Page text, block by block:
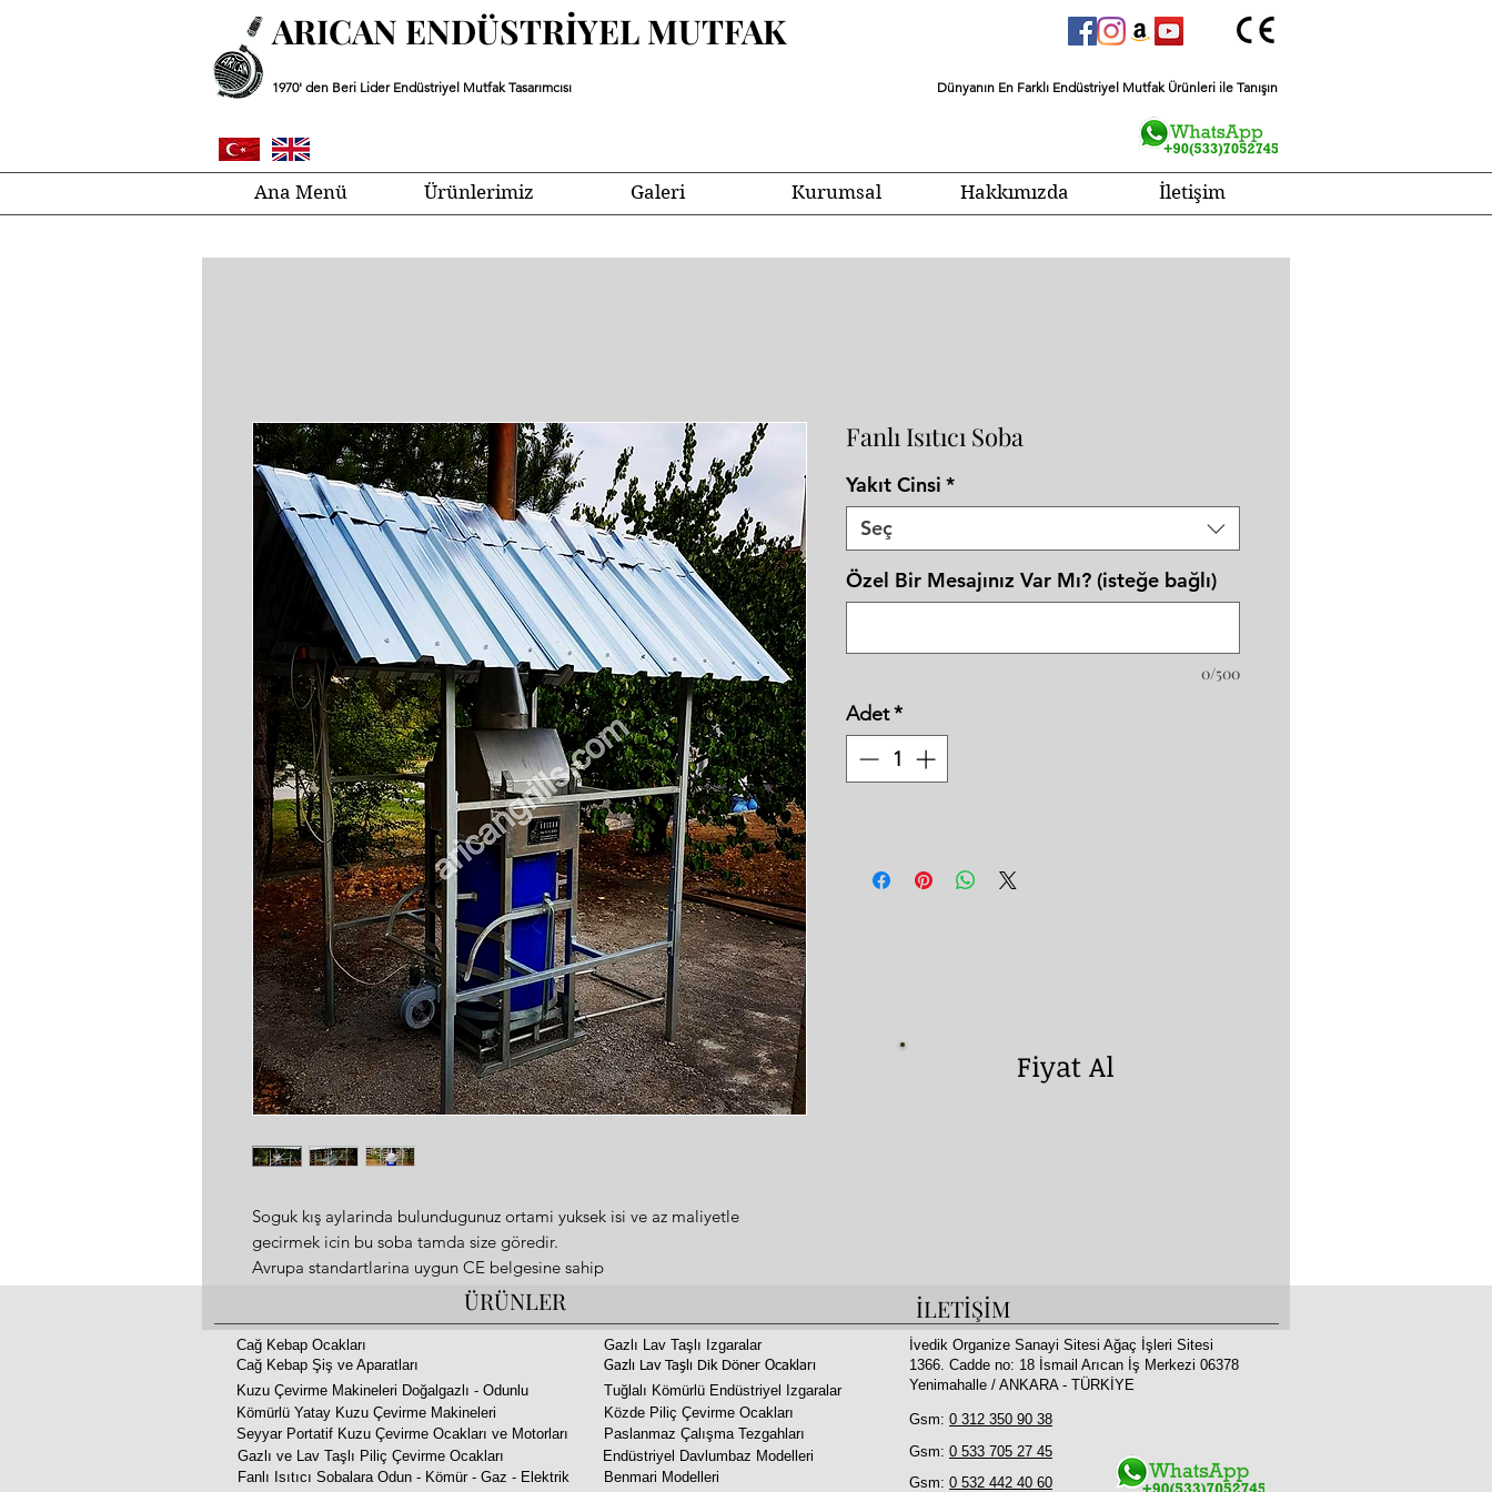
ARICAN ENDÜSTRİYEL MUTFAK
1970' den Beri Lider Endüstriyel Mutfak Tasarımcısı Dünyanın En Farklı Endüstriyel Mutfak Ürünleri ile Tanışın
Ana Menü Ürünlerimiz Galeri Kurumsal Hakkımızda İletişim
Soguk kış aylarinda bulundugunuz ortami yuksek isi ve az maliyetle
gecirmek icin bu soba tamda size göredir.
Avrupa standartlarina uygun CE belgesine sahip
Fanli sobamiz sanayi atolyelerinde genis mekanlarda luks cafe ve
restaurantlarda rahatlikla tercih edebilirsiniz.
Isıyı bulundugunuz ortamin her yerine yayar
Motor bolumu sicakligi ayarlanabilir
Kesinlikle is kokusu fandan cikan sicak havayla karismaz icindeki ozellik
sayesinde ısı ve duman birbirinden ayrilir
Fan Motoru : 220v 34w 1375 Rpm
220m2 Alanı ısıtır yükseklik 3 mt baz alınmıştır
Fanlı Isıtıcı Soba
Yakıt Cinsi *
Seç
Özel Bir Mesajınız Var Mı? (isteğe bağlı)
0/500
Adet*
Fiyat Al
ÜRÜNLER İLETİŞİM
Cağ Kebap Ocakları
Gazlı Lav Taşlı Izgaralar
Cağ Kebap Şiş ve Aparatları
Gazlı Lav Taşlı Dik Döner Ocakları
Tuğlalı Kömürlü Endüstriyel Izgaralar
Kuzu Çevirme Makineleri Doğalgazlı - Odunlu
İvedik Organize Sanayi Sitesi Ağaç İşleri Sitesi
1366. Cadde no: 18 İsmail Arıcan İş Merkezi 06378
Yenimahalle / ANKARA - TÜRKİYE
Kömürlü Yatay Kuzu Çevirme Makineleri
Közde Piliç Çevirme Ocakları
Seyyar Portatif Kuzu Çevirme Ocakları ve Motorları
Paslanmaz Çalışma Tezgahları
Gazlı ve Lav Taşlı Piliç Çevirme Ocakları
Endüstriyel Davlumbaz Modelleri
Fanlı Isıtıcı Sobalara Odun - Kömür - Gaz - Elektrik
Benmari Modelleri
Gsm: 0 533 705 27 45
Gsm: 0 532 442 40 60
Gsm: 0 312 350 90 38